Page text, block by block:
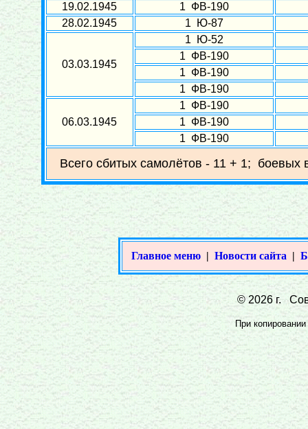
19.02.1945
1 ФВ-190
28.02.1945
1 Ю-87
03.03.1945
1 Ю-52
1 ФВ-190
1 ФВ-190
1 ФВ-190
06.03.1945
1 ФВ-190
1 ФВ-190
1 ФВ-190
Всего сбитых самолётов - 11 + 1; боевых
Главное меню | Новости сайта |
© 2026 г.
При